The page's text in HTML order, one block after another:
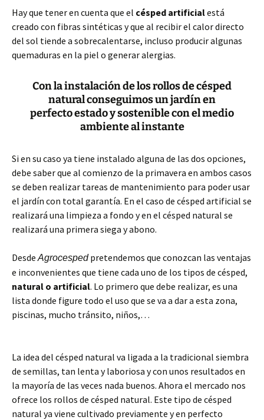
Hay que tener en cuenta que el césped artificialestá
creado con fibras sintéticas y que al recibir el calor directo
del sol tiende a sobrecalentarse, incluso producir algunas
quemaduras en la piel o generar alergias.
Con la instalación de los rollos de césped
natural conseguimos un jardín en
perfecto estado y sostenible con el medio
ambiente al instante
Si en su caso ya tiene instalado alguna de las dos opciones,
debe saber que al comienzo de la primavera en ambos casos
se deben realizar tareas de mantenimiento para poder usar
el jardín con total garantía. En el caso de césped artificial se
realizará una limpieza a fondo y en el césped natural se
realizará una primera siega y abono.
DesdeAgrocespedpretendemos que conozcan las ventajas
e inconvenientes que tiene cada uno de los tipos de césped,
natural o artificial. Lo primero que debe realizar, es una
lista donde figure todo el uso que se va a dar a esta zona,
piscinas, mucho tránsito, niños,…
La idea del césped natural va ligada a la tradicional siembra
de semillas, tan lenta y laboriosa y con unos resultados en
la mayoría de las veces nada buenos. Ahora el mercado nos
ofrece los rollos de césped natural. Este tipo de césped
natural ya viene cultivado previamente y en perfecto